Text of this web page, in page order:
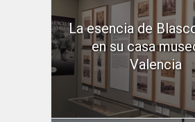
La esencia de
en su casa
Valencia